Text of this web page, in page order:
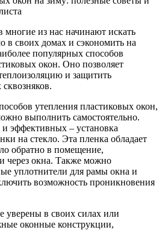
многие из нас начинают искать
в своих домах и сэкономить на
популярных способов
окон. Оно позволяет
и защитить
утепления пластиковых окон,
выполнить самостоятельно.
эффективных – установка
на стекло. Эта пленка обладает
обратно в помещение,
через окна. Также можно
уплотнители для рамы окна и
возможность проникновения
уверены в своих силах или
оконные конструкции,